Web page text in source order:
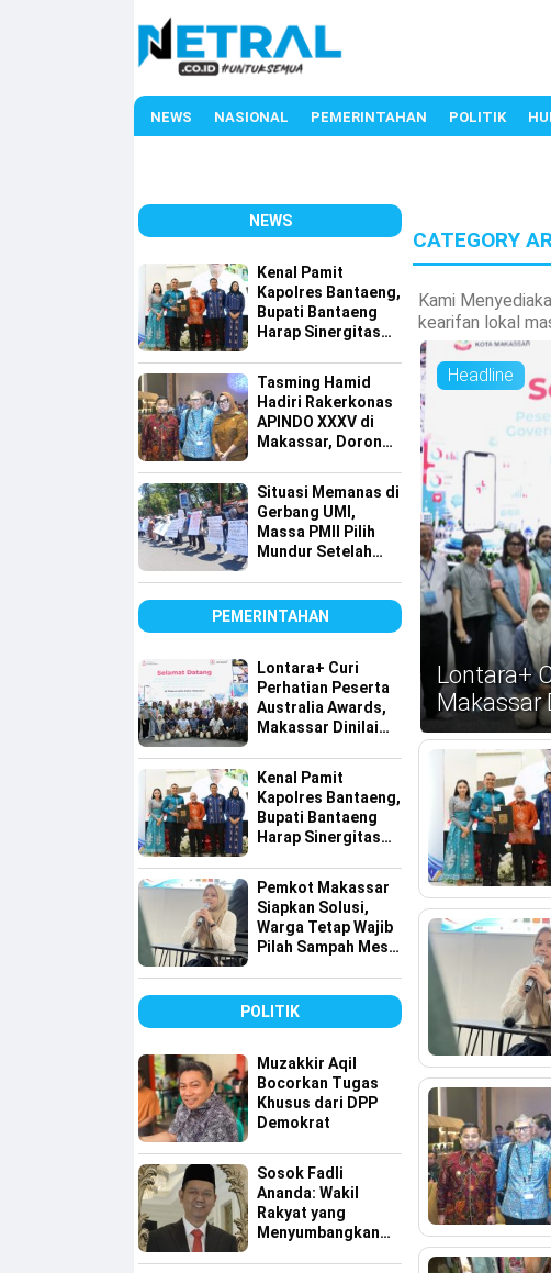
NEWS NASIONAL PEMERINTAHAN POLITIK
NEWS
Kenal Pamit
Kapolres Bantaeng,
Bupati Bantaeng
Harap Sinergitas
Tasming Hamid
Hadiri Rakerkonas
APINDO XXXV di
Makassar, Dorong
Tembus Pasar
Global
Situasi Memanas di
Gerbang UMI,
Massa PMII Pilih
Mundur Setelah
PEMERINTAHAN
Lontara+ Curi
Perhatian Peserta
Australia Awards,
Makassar Dinilai
Kenal Pamit
Kapolres Bantaeng,
Bupati Bantaeng
Harap Sinergitas
Pemkot Makassar
Siapkan Solusi,
Warga Tetap Wajib
Pilah Sampah Meski
POLITIK
Muzakkir Aqil
Bocorkan Tugas
Khusus dari DPP
Demokrat
Sosok Fadli
Ananda: Wakil
Rakyat yang
Menyumbangkan
CATEGORY
Kami
kearifan lokal
Headline
Lontara+
Makassar